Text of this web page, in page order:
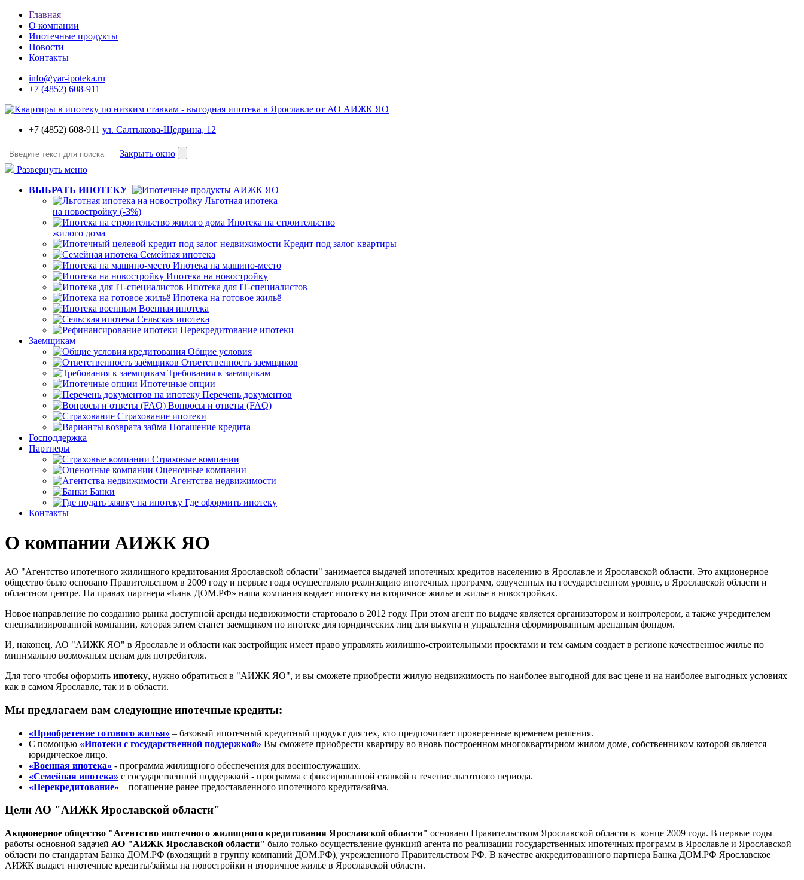
Главная
О компании
Ипотечные продукты
Новости
Контакты
info@yar-ipoteka.ru
+7 (4852) 608-911
+7 (4852) 608-911 ул. Салтыкова-Щедрина, 12
Закрыть окно
Развернуть меню
ВЫБРАТЬ ИПОТЕКУ
Льготная ипотека
на новостройку (-3%)
Ипотека на строительство
жилого дома
Кредит под залог квартиры
Семейная ипотека
Ипотека на машино-место
Ипотека на новостройку
Ипотека для IT-специалистов
Ипотека на готовое жильё
Военная ипотека
Сельская ипотека
Перекредитование ипотеки
Заемщикам
Общие условия
Ответственность заемщиков
Требования к заемщикам
Ипотечные опции
Перечень документов
Вопросы и ответы (FAQ)
Страхование ипотеки
Погашение кредита
Господдержка
Партнеры
Страховые компании
Оценочные компании
Агентства недвижимости
Банки
Где оформить ипотеку
Контакты
О компании АИЖК ЯО
АО "Агентство ипотечного жилищного кредитования Ярославской области" занимается выдачей ипотечных кредитов населению в Ярославле и Ярославской области. Это акционерное
общество было основано Правительством в 2009 году и первые годы осуществляло реализацию ипотечных программ, озвученных на государственном уровне, в Ярославской области и
областном центре. На правах партнера «Банк ДОМ.РФ» наша компания выдает ипотеку на вторичное жилье и жилье в новостройках.
Новое направление по созданию рынка доступной аренды недвижимости стартовало в 2012 году. При этом агент по выдаче является организатором и контролером, а также учредителем
специализированной компании, которая затем станет заемщиком по ипотеке для юридических лиц для выкупа и управления сформированным арендным фондом.
И, наконец, АО "АИЖК ЯО" в Ярославле и области как застройщик имеет право управлять жилищно-строительными проектами и тем самым создает в регионе качественное жилье по
минимально возможным ценам для потребителя.
Для того чтобы оформить ипотеку, нужно обратиться в "АИЖК ЯО", и вы сможете приобрести жилую недвижимость по наиболее выгодной для вас цене и на наиболее выгодных условиях
как в самом Ярославле, так и в области.
Мы предлагаем вам следующие ипотечные кредиты:
«Приобретение готового жилья» – базовый ипотечный кредитный продукт для тех, кто предпочитает проверенные временем решения.
С помощью «Ипотеки с государственной поддержкой» Вы сможете приобрести квартиру во вновь построенном многоквартирном жилом доме, собственником которой является
юридическое лицо.
«Военная ипотека» - программа жилищного обеспечения для военнослужащих.
«Семейная ипотека» с государственной поддержкой - программа с фиксированной ставкой в течение льготного периода.
«Перекредитование» – погашение ранее предоставленного ипотечного кредита/займа.
Цели АО "АИЖК Ярославской области"
Акционерное общество "Агентство ипотечного жилищного кредитования Ярославской области" основано Правительством Ярославской области в конце 2009 года. В первые годы
работы основной задачей АО "АИЖК Ярославской области" было только осуществление функций агента по реализации государственных ипотечных программ в Ярославле и Ярославской
области по стандартам Банка ДОМ.РФ (входящий в группу компаний ДОМ.РФ), учрежденного Правительством РФ. В качестве аккредитованного партнера Банка ДОМ.РФ Ярославское
АИЖК выдает ипотечные кредиты/займы на новостройки и вторичное жилье в Ярославской области.